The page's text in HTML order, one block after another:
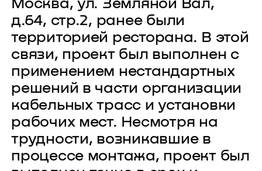
Москва, ул. Земляной Вал,
д.64, стр.2, ранее были
территорией ресторана. В этой
связи, проект был выполнен с
применением нестандартных
решений в части организации
кабельных трасс и установки
рабочих мест. Несмотря на
трудности, возникавшие в
процессе монтажа, проект был